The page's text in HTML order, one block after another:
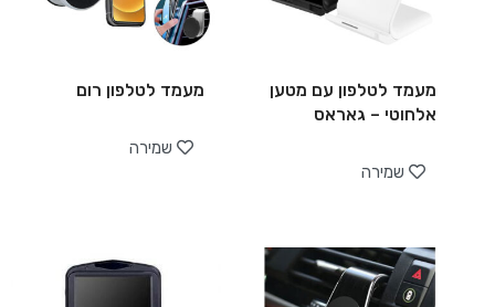
מעמד לטלפון עם מטען
אלחוטי – גאראס
שמירה
מעמד לטלפון רום
שמירה